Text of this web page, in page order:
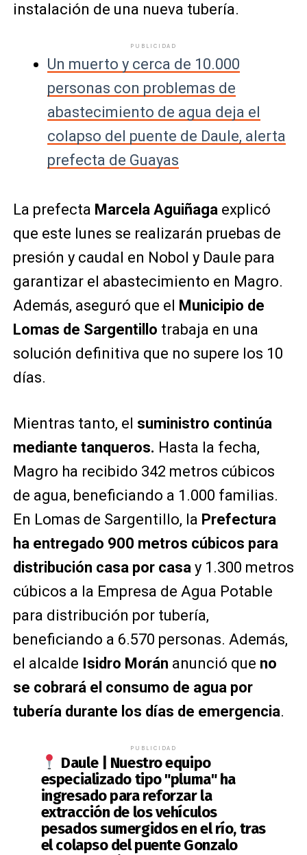
instalación de una nueva tubería.
PUBLICIDAD
Un muerto y cerca de 10.000
personas con problemas de
abastecimiento de agua deja el
colapso del puente de Daule, alerta
prefecta de Guayas
La prefecta Marcela Aguiñagaexplicó
que este lunes se realizarán pruebas de
presión y caudal en Nobol y Daule para
garantizar el abastecimiento en Magro.
Además, aseguró que el Municipio de
Lomas de Sargentillo trabaja en una
solución definitiva que no supere los 10
días.
Mientras tanto, el suministro continúa
mediante tanqueros. Hasta la fecha,
Magro ha recibido 342 metros cúbicos
de agua, beneficiando a 1.000 familias.
En Lomas de Sargentillo, la Prefectura
ha entregado 900 metros cúbicos para
distribución casa por casay 1.300 metros
cúbicos a la Empresa de Agua Potable
para distribución por tubería,
beneficiando a 6.570 personas. Además,
el alcalde Isidro Morán anunció que no
se cobrará el consumo de agua por
tubería durante los días de emergencia.
PUBLICIDAD
Daule | Nuestro equipo
especializado tipo "pluma" ha
ingresado para reforzar la
extracción de los vehículos
pesados sumergidos en el río, tras
el colapso del puente Gonzalo